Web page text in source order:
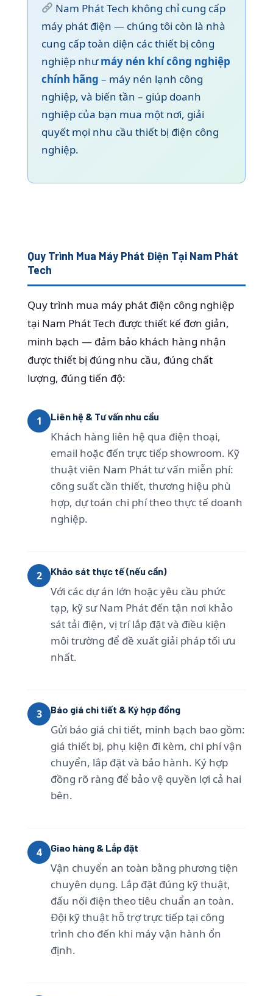
Nam Phát Tech không chỉ cung cấp
máy phát điện — chúng tôi còn là nhà
cung cấp toàn diện các thiết bị công
nghiệp nhưmáy nén khí công nghiệp
chính hãng – máy nén lạnh công
nghiệp, và biến tần – giúp doanh
nghiệp của bạn mua một nơi, giải
quyết mọi nhu cầu thiết bị điện công
nghiệp.
Quy Trình Mua Máy Phát Điện Tại Nam Phát
Tech
Quy trình mua máy phát điện công nghiệp
tại Nam Phát Tech được thiết kế đơn giản,
minh bạch — đảm bảo khách hàng nhận
được thiết bị đúng nhu cầu, đúng chất
lượng, đúng tiến độ:
1 Liên hệ & Tư vấn nhu cầu
Khách hàng liên hệ qua điện thoại,
email hoặc đến trực tiếp showroom. Kỹ
thuật viên Nam Phát tư vấn miễn phí:
công suất cần thiết, thương hiệu phù
hợp, dự toán chi phí theo thực tế doanh
nghiệp.
2 Khảo sát thực tế (nếu cần)
Với các dự án lớn hoặc yêu cầu phức
tạp, kỹ sư Nam Phát đến tận nơi khảo
sát tải điện, vị trí lắp đặt và điều kiện
môi trường để đề xuất giải pháp tối ưu
nhất.
3 Báo giá chi tiết & Ký hợp đồng
Gửi báo giá chi tiết, minh bạch bao gồm:
giá thiết bị, phụ kiện đi kèm, chi phí vận
chuyển, lắp đặt và bảo hành. Ký hợp
đồng rõ ràng để bảo vệ quyền lợi cả hai
bên.
4 Giao hàng & Lắp đặt
Vận chuyển an toàn bằng phương tiện
chuyên dụng. Lắp đặt đúng kỹ thuật,
đấu nối điện theo tiêu chuẩn an toàn.
Đội kỹ thuật hỗ trợ trực tiếp tại công
trình cho đến khi máy vận hành ổn
định.